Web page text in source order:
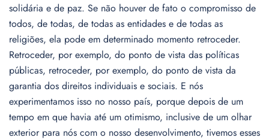
solidária e de paz. Se não houver de fato o compromisso de
todos, de todas, de todas as entidades e de todas as
religiões, ela pode em determinado momento retroceder.
Retroceder, por exemplo, do ponto de vista das políticas
públicas, retroceder, por exemplo, do ponto de vista da
garantia dos direitos individuais e sociais. E nós
experimentamos isso no nosso país, porque depois de um
tempo em que havia até um otimismo, inclusive de um olhar
exterior para nós com o nosso desenvolvimento, tivemos esses